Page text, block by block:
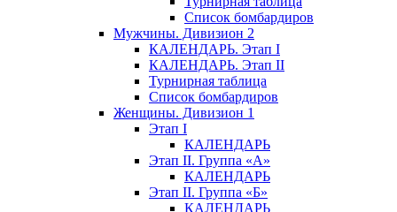
Список бомбардиров
Мужчины. Дивизион 2
КАЛЕНДАРЬ. Этап I
КАЛЕНДАРЬ. Этап II
Турнирная таблица
Список бомбардиров
Женщины. Дивизион 1
Этап I
КАЛЕНДАРЬ
Этап II. Группа «А»
КАЛЕНДАРЬ
Этап II. Группа «Б»
КАЛЕНДАРЬ